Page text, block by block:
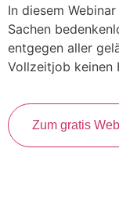
In diesem
Sachen
entgegen aller
Vollzeitjob keinen
Zum gratis